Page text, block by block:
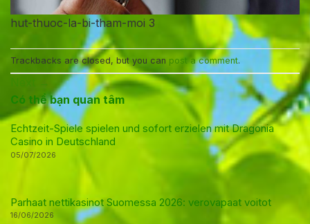
hut-thuoc-la-bi-tham-moi 3
Trackbacks are closed, but you can post a comment.
Có thể bạn quan tâm
Echtzeit-Spiele spielen und sofort erzielen mit Dragonia
Casino in Deutschland
05/07/2026
Parhaat nettikasinot Suomessa 2026: verovapaat voitot
16/06/2026